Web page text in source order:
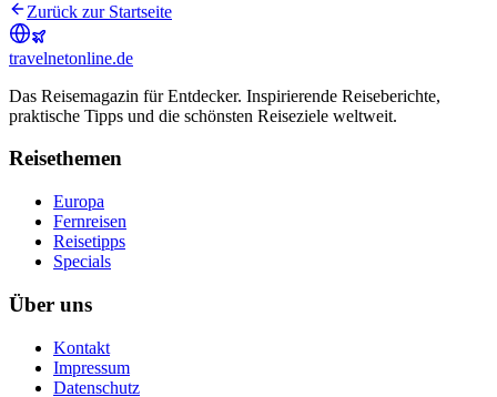
Zurück zur Startseite
travelnetonline.de
Das Reisemagazin für Entdecker. Inspirierende Reiseberichte,
praktische Tipps und die schönsten Reiseziele weltweit.
Reisethemen
Europa
Fernreisen
Reisetipps
Specials
Über uns
Kontakt
Impressum
Datenschutz